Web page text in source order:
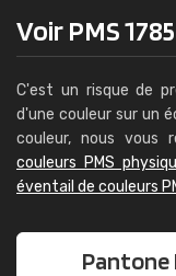
Voir PMS
C'est un risque de
d'une couleur sur un
couleur, nous vous
couleurs PMS
éventail de couleurs
Pantone